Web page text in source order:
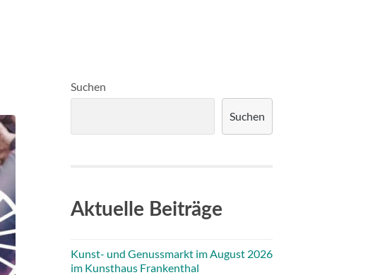
Suchen
Suchen
Aktuelle Beiträge
Kunst- und Genussmarkt im August 2026
im Kunsthaus Frankenthal